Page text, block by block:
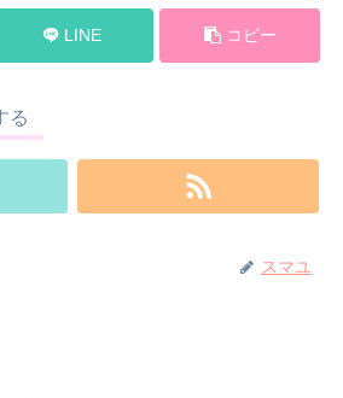
LINE コピー
る
スマユ